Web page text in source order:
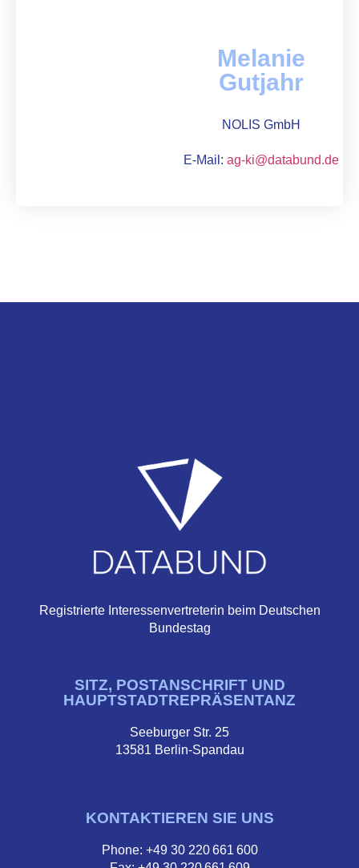
Melanie
Gutjahr
NOLIS GmbH
E-Mail: ag-ki@databund.de
Registrierte Interessenvertreterin beim Deutschen
Bundestag
SITZ, POSTANSCHRIFT UND
HAUPTSTADTREPRÄSENTANZ
Seeburger Str. 25
13581 Berlin-Spandau
KONTAKTIEREN SIE UNS
Phone: +49 30 220 661 600